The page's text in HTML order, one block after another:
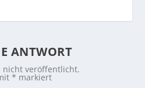
ANTWORT
nicht veröffentlicht.
* markiert